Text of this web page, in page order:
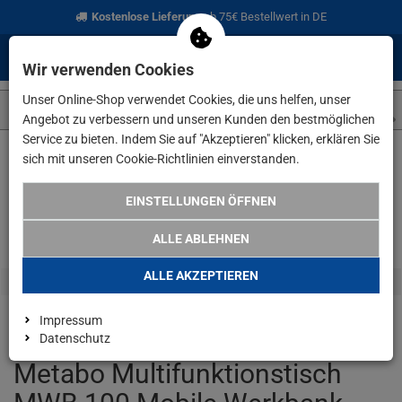
Kostenlose Lieferungab 75€ Bestellwert in DE
Metabo Multifunktionstisch
Wir verwenden Cookies
Unser Online-Shop verwendet Cookies, die uns helfen, unser
Angebot zu verbessern und unseren Kunden den bestmöglichen
Service zu bieten. Indem Sie auf "Akzeptieren" klicken, erklären Sie
sich mit unseren Cookie-Richtlinien einverstanden.
EINSTELLUNGEN ÖFFNEN
ALLE ABLEHNEN
ALLE AKZEPTIEREN
Impressum
Datenschutz